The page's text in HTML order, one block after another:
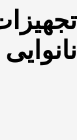
نانوایی